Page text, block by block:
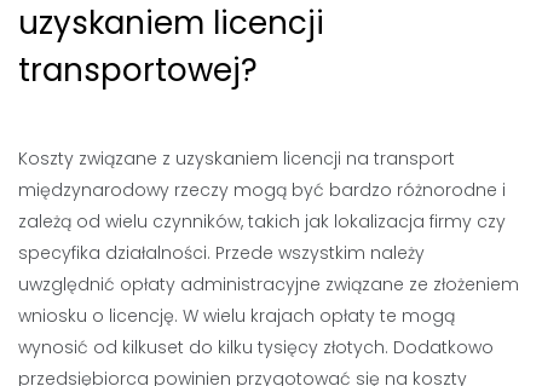
uzyskaniem licencji
transportowej?
Koszty związane z uzyskaniem licencji na transport
międzynarodowy rzeczy mogą być bardzo różnorodne i
zależą od wielu czynników, takich jak lokalizacja firmy czy
specyfika działalności. Przede wszystkim należy
uwzględnić opłaty administracyjne związane ze złożeniem
wniosku o licencję. W wielu krajach opłaty te mogą
wynosić od kilkuset do kilku tysięcy złotych. Dodatkowo
przedsiębiorca powinien przygotować się na koszty